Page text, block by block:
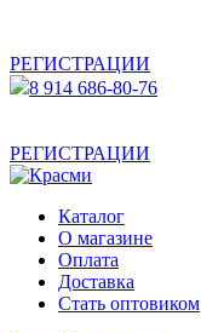
РЕГИСТРАЦИИ
8 914 686-80-76
РЕГИСТРАЦИИ
Каталог
О магазине
Оплата
Доставка
Стать оптовиком